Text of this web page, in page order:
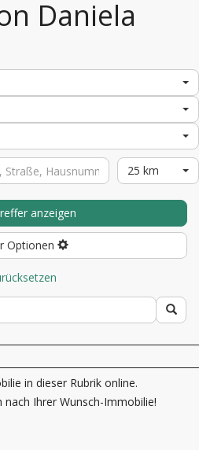
Daniela
25 km
anzeigen
Optionen
in dieser Rubrik online.
nach Ihrer Wunsch-Immobilie!